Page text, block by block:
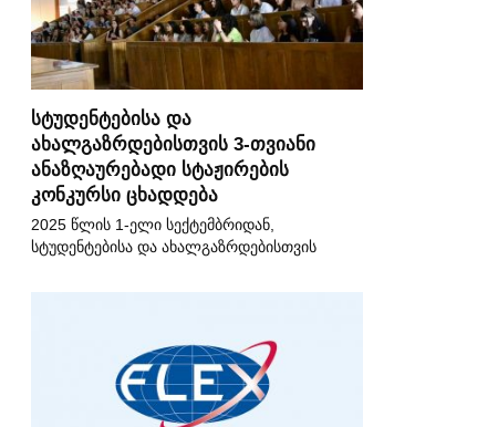
სტუდენტებისა და
ახალგაზრდებისთვის 3-თვიანი
ანაზღაურებადი სტაჟირების
კონკურსი ცხადდება
2025 წლის 1-ელი სექტემბრიდან,
სტუდენტებისა და ახალგაზრდებისთვის